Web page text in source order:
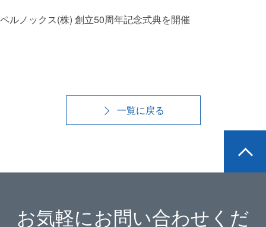
ペルノックス(株) 創立50周年記念式典を開催
一覧に戻る
お気軽にお問い合わせくだ